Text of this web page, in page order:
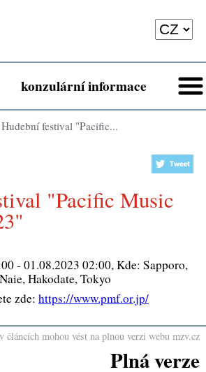
konzulární informace
festival "Pacific...
- 01.08.2023 02:00, Kde: Sapporo,
Hakodate, Tokyo
zde: https://www.pmf.or.jp/
článcích mohou vést na plnou verzi webu mzv.cz
Plná verze